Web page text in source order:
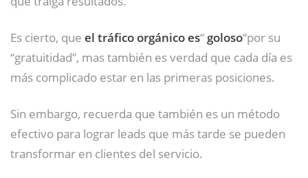
Es cierto, que el tráfico orgánico es“ goloso“por su
“gratuitidad”, mas también es verdad que cada día es
más complicado estar en las primeras posiciones.
Sin embargo, recuerda que también es un método
efectivo para lograr leads que más tarde se pueden
transformar en clientes del servicio.